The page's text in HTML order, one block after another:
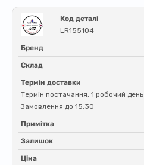
Код деталі
LR155104
Бренд
Склад
Термін доставки
Термін постачання: 1 робочий день
Замовлення до 15:30
Примітка
Залишок
Ціна